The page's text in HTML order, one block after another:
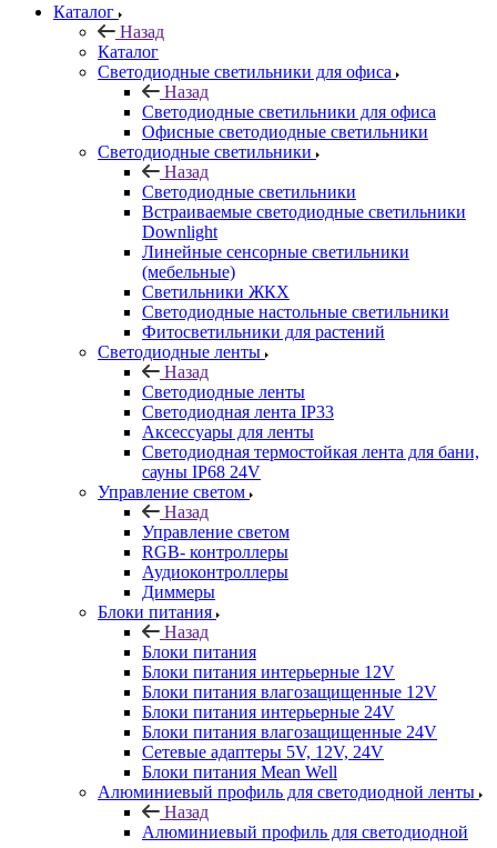
Каталог
Назад
Каталог
Светодиодные светильники для офиса
Назад
Светодиодные светильники для офиса
Офисные светодиодные светильники
Светодиодные светильники
Назад
Светодиодные светильники
Встраиваемые светодиодные светильники
Downlight
Линейные сенсорные светильники
(мебельные)
Светильники ЖКХ
Светодиодные настольные светильники
Фитосветильники для растений
Светодиодные ленты
Назад
Светодиодные ленты
Светодиодная лента IP33
Аксессуары для ленты
Светодиодная термостойкая лента для бани,
сауны IP68 24V
Управление светом
Назад
Управление светом
RGB- контроллеры
Аудиоконтроллеры
Диммеры
Блоки питания
Назад
Блоки питания
Блоки питания интерьерные 12V
Блоки питания влагозащищенные 12V
Блоки питания интерьерные 24V
Блоки питания влагозащищенные 24V
Сетевые адаптеры 5V, 12V, 24V
Блоки питания Mean Well
Алюминиевый профиль для светодиодной ленты
Назад
Алюминиевый профиль для светодиодной